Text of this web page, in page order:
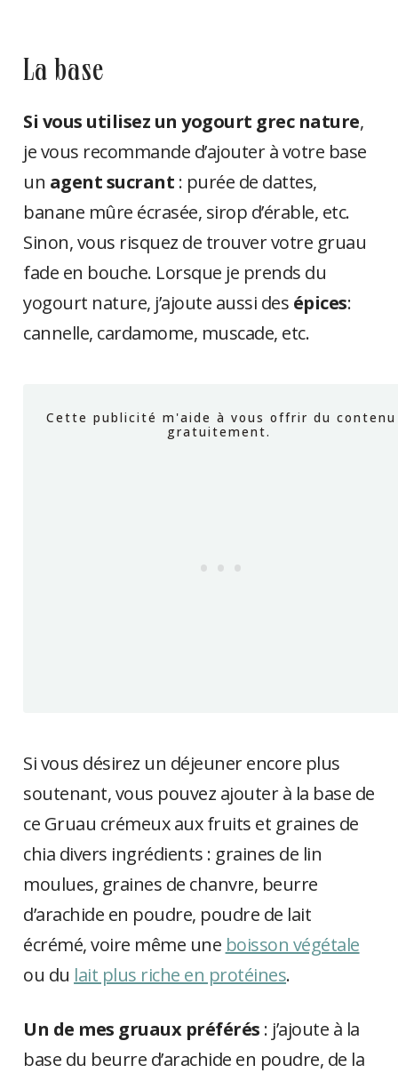
la base
Si vous utilisez un yogourt grec nature,
je vous recommande d’ajouter à votre base
un agent sucrant : purée de dattes,
banane mûre écrasée, sirop d’érable, etc.
Sinon, vous risquez de trouver votre gruau
fade en bouche. Lorsque je prends du
yogourt nature, j’ajoute aussi des épices:
cannelle, cardamome, muscade, etc.
Si vous désirez un déjeuner encore plus
soutenant, vous pouvez ajouter à la base de
ce Gruau crémeux aux fruits et graines de
chia divers ingrédients : graines de lin
moulues, graines de chanvre, beurre
d’arachide en poudre, poudre de lait
écrémé, voire même une boisson végétale
ou du lait plus riche en protéines.
Un de mes gruaux préférés : j’ajoute à la
base du beurre d’arachide en poudre, de la